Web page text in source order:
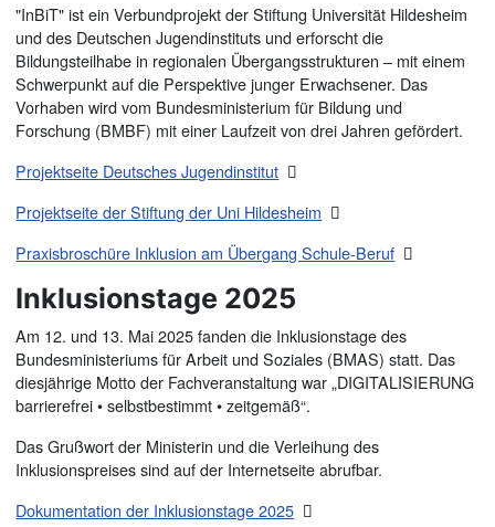
"InBiT" ist ein Verbundprojekt der Stiftung Universität Hildesheim
und des Deutschen Jugendinstituts und erforscht die
Bildungsteilhabe in regionalen Übergangsstrukturen – mit einem
Schwerpunkt auf die Perspektive junger Erwachsener. Das
Vorhaben wird vom Bundesministerium für Bildung und
Forschung (BMBF) mit einer Laufzeit von drei Jahren gefördert.
Projektseite Deutsches Jugendinstitut
Projektseite der Stiftung der Uni Hildesheim
Praxisbroschüre Inklusion am Übergang Schule-Beruf
Inklusionstage 2025
Am 12. und 13. Mai 2025 fanden die Inklusionstage des
Bundesministeriums für Arbeit und Soziales (BMAS) statt. Das
diesjährige Motto der Fachveranstaltung war „DIGITALISIERUNG
barrierefrei • selbstbestimmt • zeitgemäß“.
Das Grußwort der Ministerin und die Verleihung des
Inklusionspreises sind auf der Internetseite abrufbar.
Dokumentation der Inklusionstage 2025